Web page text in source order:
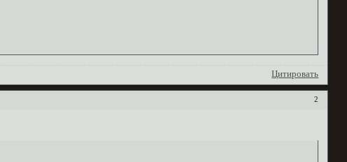
Цитировать
2